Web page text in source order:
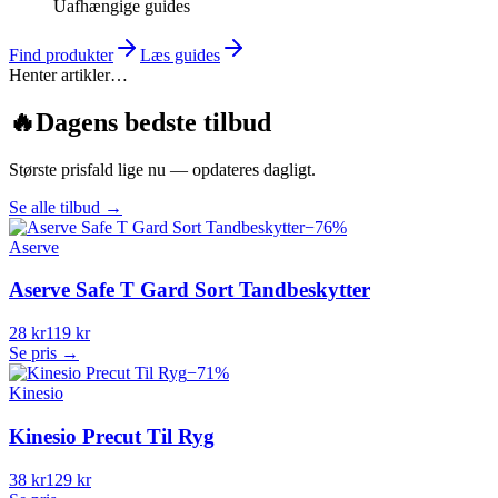
Uafhængige guides
Find produkter
Læs guides
Henter artikler…
🔥Dagens bedste tilbud
Største prisfald lige nu — opdateres dagligt.
Se alle tilbud →
−76%
Aserve
Aserve Safe T Gard Sort Tandbeskytter
28 kr119 kr
Se pris →
−71%
Kinesio
Kinesio Precut Til Ryg
38 kr129 kr